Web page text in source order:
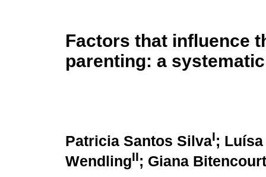
Factors that influence
parenting: a
Patricia Santos SilvaI;
WendlingII; Giana